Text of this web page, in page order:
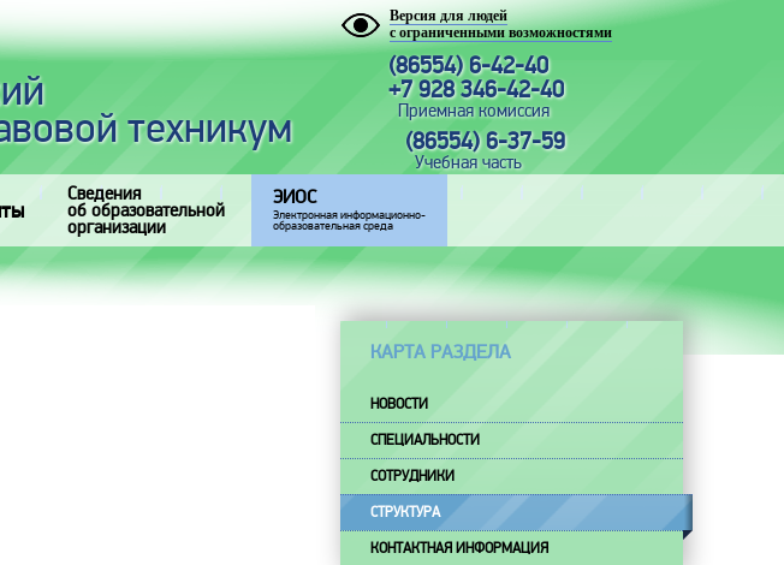
техникум
Версия для людей
с ограниченными возможностями
(86554) 6-42-40
+7 928 346-42-40
Приемная комиссия
(86554) 6-37-59
Учебная часть
Сведения
об образовательной
организации
ЭИОС
Электронная информационно-
образовательная среда
КАРТА РАЗДЕЛА
НОВОСТИ
СПЕЦИАЛЬНОСТИ
СОТРУДНИКИ
СТРУКТУРА
КОНТАКТНАЯ ИНФОРМАЦИЯ